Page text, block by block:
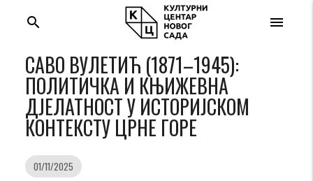
menu
search
САВО ВУЛЕТИЋ (1871–1945):
ПОЛИТИЧКА И КЊИЖЕВНА
ДЈЕЛАТНОСТ У ИСТОРИЈСКОМ
КОНТЕКСТУ ЦРНЕ ГОРЕ
01/11/2025